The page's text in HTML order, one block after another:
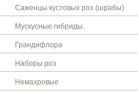
Саженцы кустовых роз (шрабы)
Мускусные гибриды.
Грандифлора
Наборы роз
Немахровые